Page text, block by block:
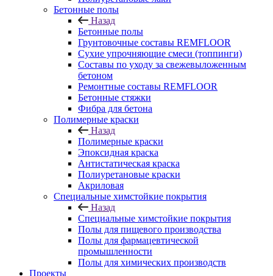
Бетонные полы
Назад
Бетонные полы
Грунтовочные составы REMFLOOR
Сухие упрочняющие смеси (топпинги)
Составы по уходу за свежевыложенным
бетоном
Ремонтные составы REMFLOOR
Бетонные стяжки
Фибра для бетона
Полимерные краски
Назад
Полимерные краски
Эпоксидная краска
Антистатическая краска
Полиуретановые краски
Акриловая
Специальные химстойкие покрытия
Назад
Специальные химстойкие покрытия
Полы для пищевого производства
Полы для фармацевтической
промышленности
Полы для химических производств
Проекты